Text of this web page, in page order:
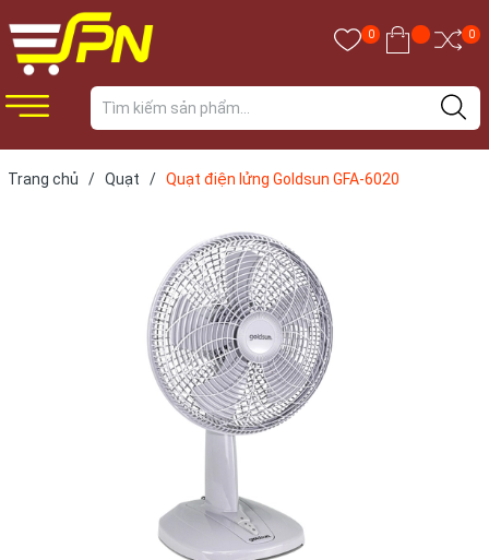
0 0
Trang chủ / Quạt / Quạt điện lửng Goldsun GFA-6020